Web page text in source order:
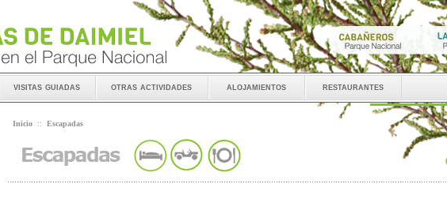
visitas guiadas otras actividades alojamientos restaurantes
Inicio :: Escapadas